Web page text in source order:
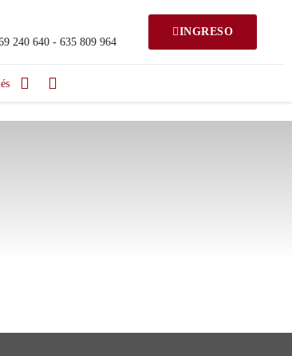
240 640 - 635 809 964
INGRESO